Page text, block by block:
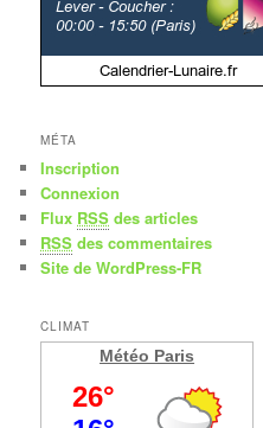
MÉTA
Inscription
Connexion
Flux RSS des articles
RSS des commentaires
Site de WordPress-FR
CLIMAT
Météo Paris